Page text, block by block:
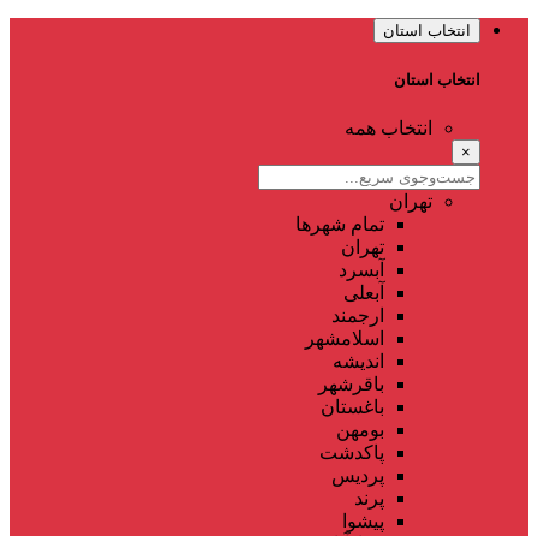
انتخاب استان
انتخاب استان
انتخاب همه
×
تهران
تمام شهر‌ها
تهران
آبسرد
آبعلی
ارجمند
اسلامشهر
اندیشه
باقرشهر
باغستان
بومهن
پاکدشت
پردیس
پرند
پیشوا